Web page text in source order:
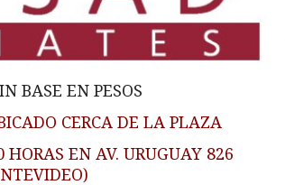
BASE EN PESOS
CERCA DE LA PLAZA
EN AV. URUGUAY 826